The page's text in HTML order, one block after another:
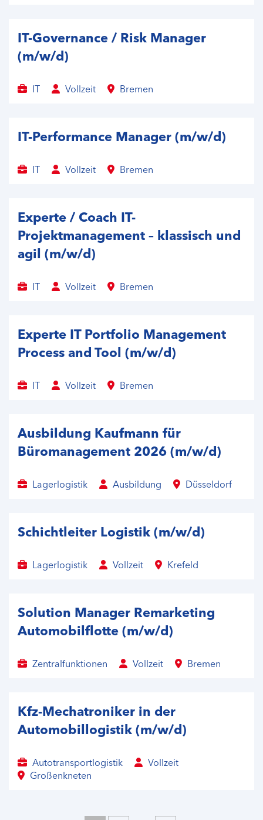
IT-Governance / Risk Manager
(m/w/d)
IT Vollzeit Bremen
IT-Performance Manager (m/w/d)
IT Vollzeit Bremen
Experte / Coach IT-
Projektmanagement – klassisch und
agil (m/w/d)
IT Vollzeit Bremen
Experte IT Portfolio Management
Process and Tool (m/w/d)
IT Vollzeit Bremen
Ausbildung Kaufmann für
Büromanagement 2026 (m/w/d)
Lagerlogistik Ausbildung Düsseldorf
Schichtleiter Logistik (m/w/d)
Lagerlogistik Vollzeit Krefeld
Solution Manager Remarketing
Automobilflotte (m/w/d)
Zentralfunktionen Vollzeit Bremen
Kfz-Mechatroniker in der
Automobillogistik (m/w/d)
Autotransportlogistik
Vollzeit
Großenkneten